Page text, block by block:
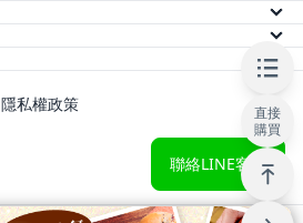
直接
購買
隱私權政策
聯絡LINE客服